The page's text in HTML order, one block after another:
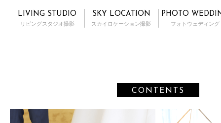
LIVING STUDIO
リビングスタジオ撮影
SKY LOCATION
スカイロケーション撮影
PHOTO
フォトウェディング
CONTENTS